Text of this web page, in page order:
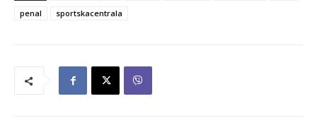
penal
sportskacentrala